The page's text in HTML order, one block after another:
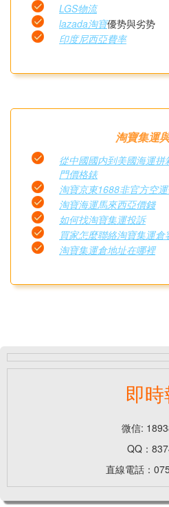
LGS物流
lazada淘寶優势與劣势
印度尼西亞費率
淘寶集運
從中國國内到美國海運
門價格錶
淘寶京東1688非官方空
淘寶海運馬來西亞價錢
如何找淘寶集運投訴
買家怎麼聯絡淘寶集運倉
淘寶集運倉地址在哪裡
即
微信:
QQ：
直線電話：